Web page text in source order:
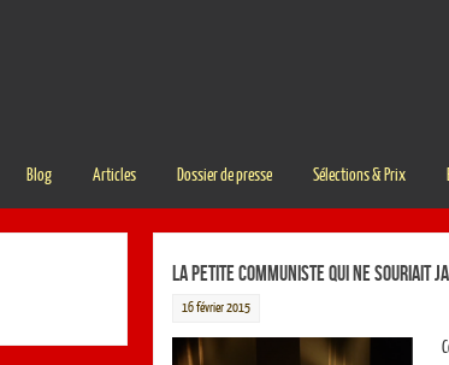
Blog Articles Dossier de presse Sélections & Prix
La Petite Communiste qui ne souriait
16 février 2015